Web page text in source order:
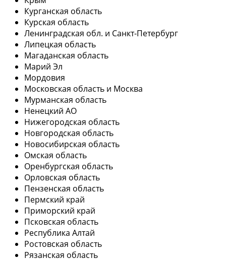
Курганская область
Курская область
Ленинградская обл. и Санкт-Петербург
Липецкая область
Магаданская область
Марий Эл
Мордовия
Московская область и Москва
Мурманская область
Ненецкий АО
Нижегородская область
Новгородская область
Новосибирская область
Омская область
Оренбургская область
Орловская область
Пензенская область
Пермский край
Приморский край
Псковская область
Республика Алтай
Ростовская область
Рязанская область